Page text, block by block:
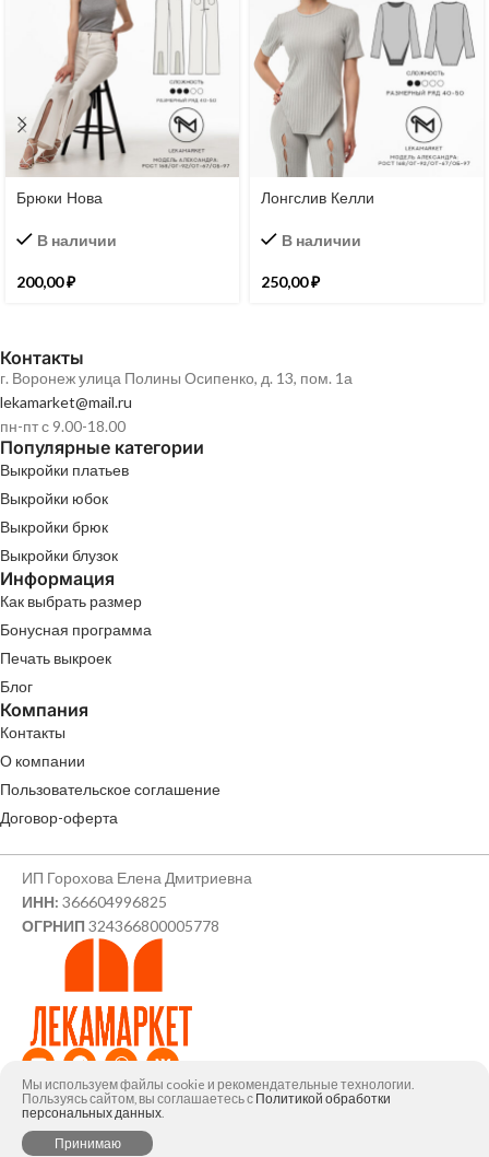
Брюки Нова
В наличии
200,00₽
Лонгслив Келли
В наличии
250,00₽
Контакты
г. Воронеж улица Полины Осипенко, д. 13, пом. 1а
lekamarket@mail.ru
пн-пт с 9.00-18.00
Популярные категории
Выкройки платьев
Выкройки юбок
Выкройки брюк
Выкройки блузок
Информация
Как выбрать размер
Бонусная программа
Печать выкроек
Блог
Компания
Контакты
О компании
Пользовательское соглашение
Договор-оферта
ИП Горохова Елена Дмитриевна
ИНН: 366604996825
ОГРНИП 324366800005778
© ИП Горохова Елена Дмитриевна, 2026
0
Мы используем файлы cookie и рекомендательные технологии.
Пользуясь сайтом, вы соглашаетесь с Политикой обработки
персональных данных
Принимаю